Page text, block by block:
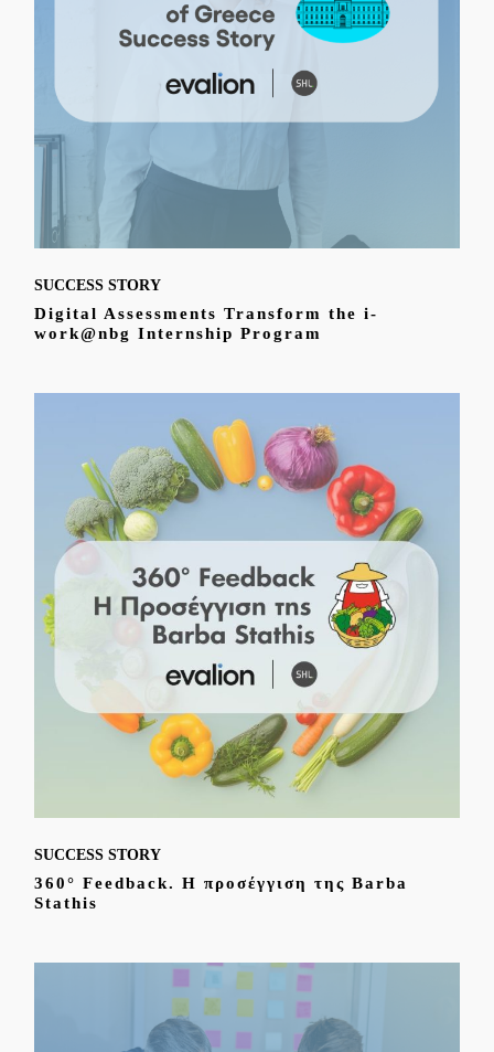
SUCCESS STORY
Digital Assessments Transform the i-
work@nbg Internship Program
SUCCESS STORY
360° Feedback. Η προσέγγιση της Barba
Stathis